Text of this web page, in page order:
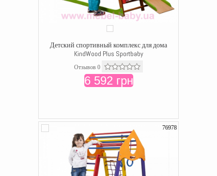
Детский спортивный комплекс для дома
KindWood Plus Sportbaby
Отзывов 0
6 592 грн
76978